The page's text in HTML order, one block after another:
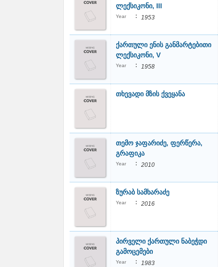
ლექსიკონი, III
Year : 1953
ქართული ენის განმარტებითი
ლექსიკონი, V
Year : 1958
თხევადი მზის ქვეყანა
თემო ჯაფარიძე, ფერწერა,
გრაფიკა
Year : 2010
ზურაბ სამხარაძე
Year : 2016
პირველი ქართული ნაბეჭდი
გამოცემები
Year : 1983